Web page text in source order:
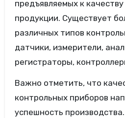
предъявляемых к
продукции. Существует
различных типов
датчики, измерители,
регистраторы,
Важно отметить, что
контрольных приборов
успешность